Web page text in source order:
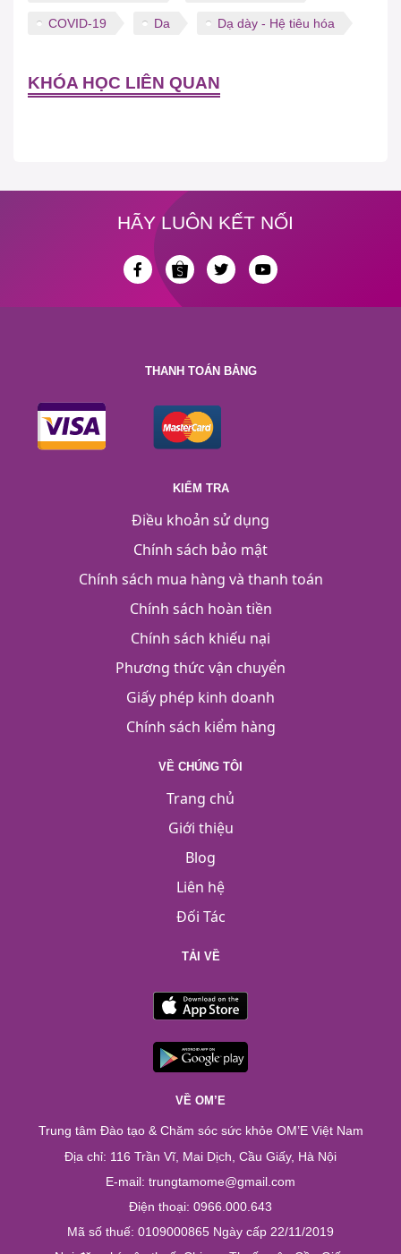
COVID-19 Da Dạ dày - Hệ tiêu hóa
KHÓA HỌC LIÊN QUAN
HÃY LUÔN KẾT NỐI
THANH TOÁN BẰNG
KIỂM TRA
Điều khoản sử dụng
Chính sách bảo mật
Chính sách mua hàng và thanh toán
Chính sách hoàn tiền
Chính sách khiếu nại
Phương thức vận chuyển
Giấy phép kinh doanh
Chính sách kiểm hàng
VỀ CHÚNG TÔI
Trang chủ
Giới thiệu
Blog
Liên hệ
Đối Tác
TẢI VỀ
VỀ OM’E
Trung tâm Đào tạo & Chăm sóc sức khỏe OM’E Việt Nam
Địa chỉ: 116 Trần Vĩ, Mai Dịch, Cầu Giấy, Hà Nội
E-mail: trungtamome@gmail.com
Điện thoại: 0966.000.643
Mã số thuế: 0109000865 Ngày cấp 22/11/2019